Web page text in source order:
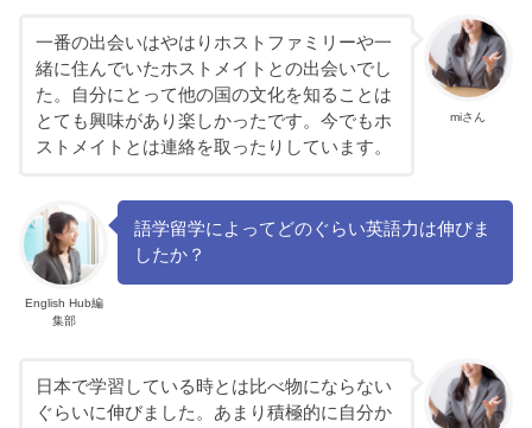
miさん
一番の出会いはやはりホストファミリーや一
緒に住んでいたホストメイトとの出会いでし
た。自分にとって他の国の文化を知ることは
とても興味があり楽しかったです。今でもホ
ストメイトとは連絡を取ったりしています。
English Hub編
集部
語学留学によってどのぐらい英語力は伸びま
したか？
日本で学習している時とは比べ物にならない
ぐらいに伸びました。あまり積極的に自分か